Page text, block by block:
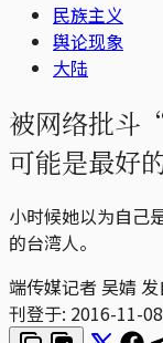
民族主义
舆论现象
大陆
被网络批斗
可能是最好
小时候她以为自己
的台湾人。
端传媒记者 吴婧
刊登于: 2016-11-08